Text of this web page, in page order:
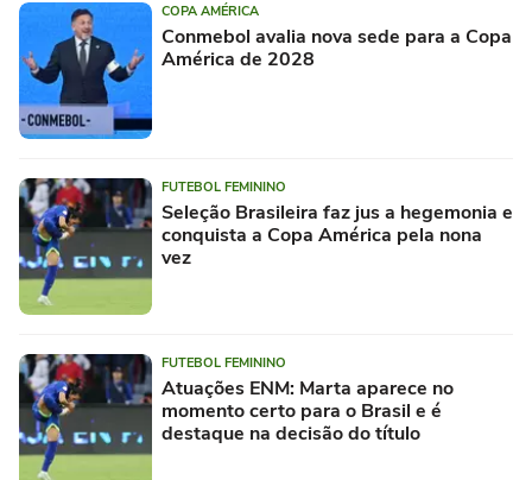
COPA AMÉRICA
Conmebol avalia nova sede para a Copa
América de 2028
FUTEBOL FEMININO
Seleção Brasileira faz jus a hegemonia e
conquista a Copa América pela nona
vez
FUTEBOL FEMININO
Atuações ENM: Marta aparece no
momento certo para o Brasil e é
destaque na decisão do título